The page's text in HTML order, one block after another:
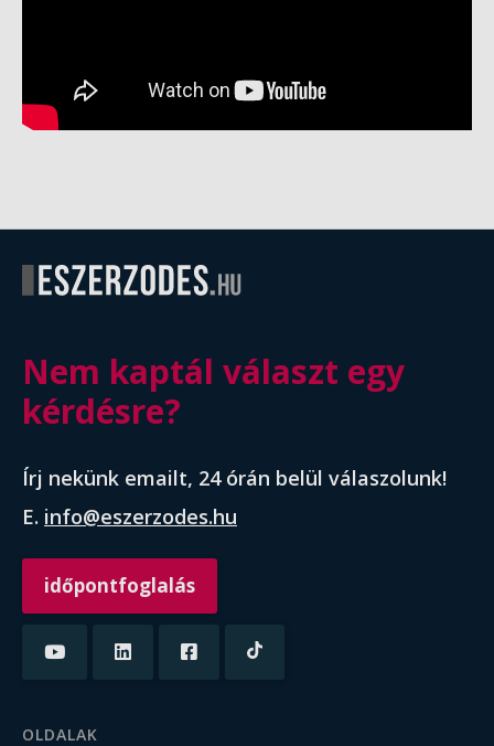
Nem kaptál választ egy
kérdésre?
Írj nekünk emailt, 24 órán belül válaszolunk!
E. info@eszerzodes.hu
időpontfoglalás
OLDALAK